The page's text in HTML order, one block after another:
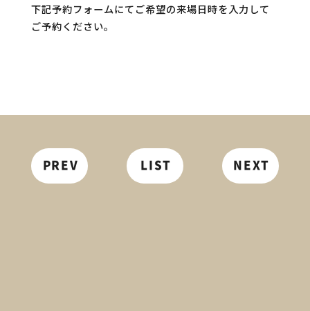
下記予約フォームにてご希望の来場日時を入力して
ご予約ください。
PREV LIST NEXT